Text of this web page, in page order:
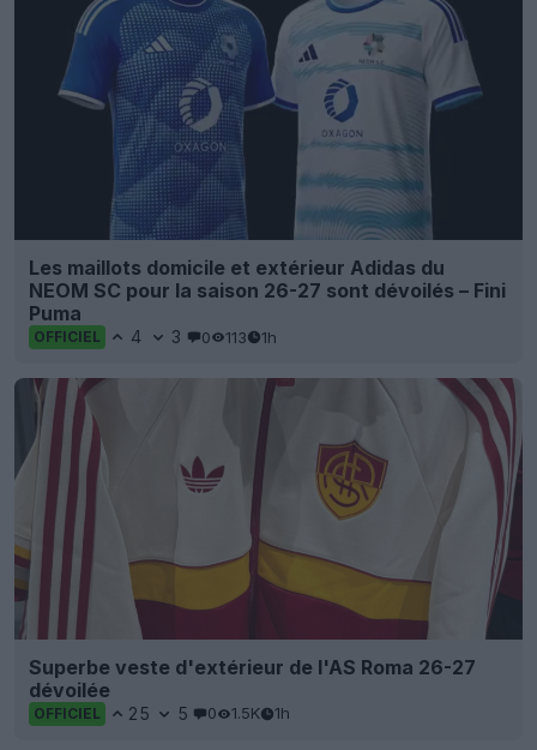
Les maillots domicile et extérieur Adidas du
NEOM SC pour la saison 26-27 sont dévoilés – Fini
Puma
OFFICIEL 4 3 0 113 1h
Superbe veste d'extérieur de l'AS Roma 26-27
dévoilée
OFFICIEL 25 5 0 1.5K 1h